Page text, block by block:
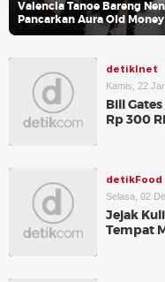
Valencia Tanoe Bareng
Pancarkan Aura Old Money
detikInet
Kamis, 22
Bill
Rp 300
detikFood
Selasa, 02
Jejak
Tempat